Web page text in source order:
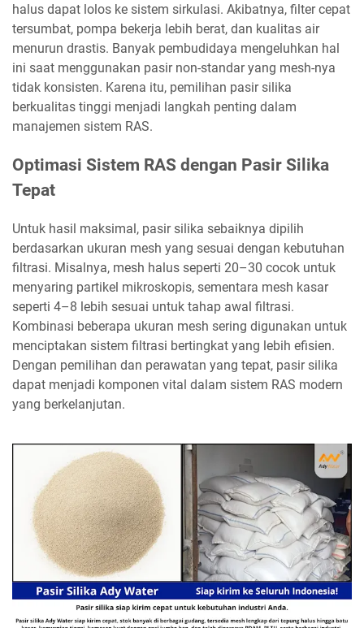
halus dapat lolos ke sistem sirkulasi. Akibatnya, filter cepat
tersumbat, pompa bekerja lebih berat, dan kualitas air
menurun drastis. Banyak pembudidaya mengeluhkan hal
ini saat menggunakan pasir non-standar yang mesh-nya
tidak konsisten. Karena itu, pemilihan pasir silika
berkualitas tinggi menjadi langkah penting dalam
manajemen sistem RAS.
Optimasi Sistem RAS dengan Pasir Silika
Tepat
Untuk hasil maksimal, pasir silika sebaiknya dipilih
berdasarkan ukuran mesh yang sesuai dengan kebutuhan
filtrasi. Misalnya, mesh halus seperti 20–30 cocok untuk
menyaring partikel mikroskopis, sementara mesh kasar
seperti 4–8 lebih sesuai untuk tahap awal filtrasi.
Kombinasi beberapa ukuran mesh sering digunakan untuk
menciptakan sistem filtrasi bertingkat yang lebih efisien.
Dengan pemilihan dan perawatan yang tepat, pasir silika
dapat menjadi komponen vital dalam sistem RAS modern
yang berkelanjutan.